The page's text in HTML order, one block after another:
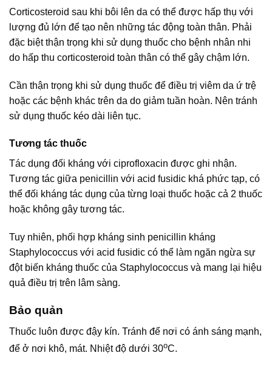
Corticosteroid sau khi bôi lên da có thể được hấp thụ với
lượng đủ lớn để tạo nên những tác động toàn thân. Phải
đặc biệt thận trọng khi sử dụng thuốc cho bệnh nhân nhi
do hấp thu corticosteroid toàn thân có thể gây chậm lớn.
Cần thận trọng khi sử dụng thuốc để điều trị viêm da ứ trệ
hoặc các bệnh khác trên da do giảm tuần hoàn. Nên tránh
sử dụng thuốc kéo dài liên tục.
Tương tác thuốc
Tác dụng đối kháng với ciprofloxacin được ghi nhận.
Tương tác giữa penicillin với acid fusidic khá phức tạp, có
thể đối kháng tác dụng của từng loại thuốc hoặc cả 2 thuốc
hoặc không gây tương tác.
Tuy nhiên, phối hợp kháng sinh penicillin kháng
Staphylococcus với acid fusidic có thể làm ngăn ngừa sự
đột biến kháng thuốc của Staphylococcus và mang lại hiệu
quả điều trị trên lâm sàng.
Bảo quản
Thuốc luôn được đậy kín. Tránh để nơi có ánh sáng mạnh,
để ở nơi khô, mát. Nhiệt độ dưới 30oC.